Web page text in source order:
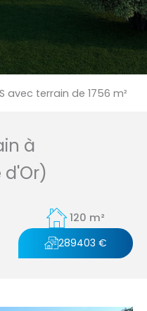
avec terrain de 1756 m²
à
d'Or)
120 m²
289403 €